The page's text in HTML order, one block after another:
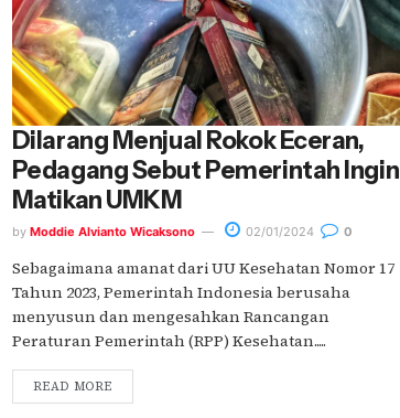
Dilarang Menjual Rokok Eceran,
Pedagang Sebut Pemerintah Ingin
Matikan UMKM
by Moddie Alvianto Wicaksono 02/01/2024 0
Sebagaimana amanat dari UU Kesehatan Nomor 17
Tahun 2023, Pemerintah Indonesia berusaha
menyusun dan mengesahkan Rancangan
Peraturan Pemerintah (RPP) Kesehatan.....
READ MORE